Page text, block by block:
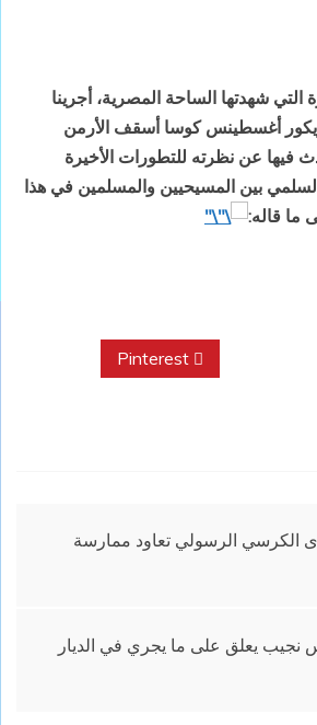
التي شهدتها الساحة المصرية، أجرينا
أغسطينس كوسا أسقف الأرمن
فيها عن نظرته للتطورات الأخيرة
بين المسيحيين والمسلمين في هذا
ما قاله:
الكرسي الرسولي تعاود ممارسة
نجيب يعلق على ما يجري في الديار